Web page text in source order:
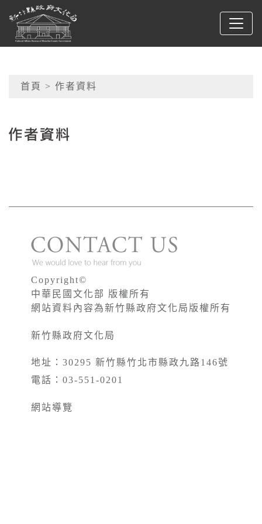
跳到主要內容
新竹縣政府文化局
網頁導覽
首頁 > 作者資料
Copyright©
中華民國文化部 版權所有
網站資料內容為新竹縣政府文化局版權所有
新竹縣政府文化局
地址：30295 新竹縣竹北市縣政九路146號
電話：03-551-0201
網站導覽